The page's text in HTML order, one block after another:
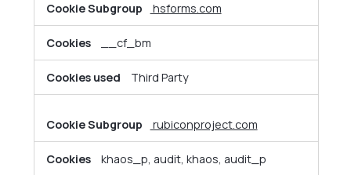
hsforms.com
__cf_bm
Third Party
rubiconproject.com
khaos_p, audit, khaos, audit_p